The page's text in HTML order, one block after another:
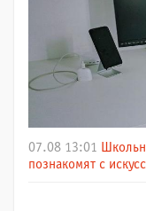
07.08 13:01
познакомят с